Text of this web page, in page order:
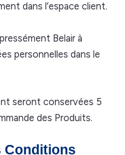
dans l’espace client.
Belair à
personnelles dans le
seront conservées 5
des Produits.
Conditions